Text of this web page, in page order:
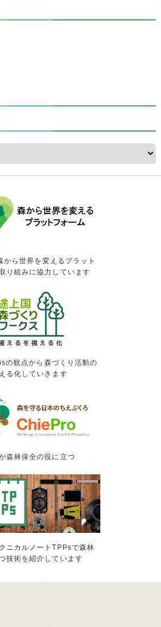
から世界を変えるプラット
り組みに協力しています
の観点から森づくり活動の
る化していきます
森林保全の役に立つ
ニカルノートTPPsで森林
技術を紹介しています